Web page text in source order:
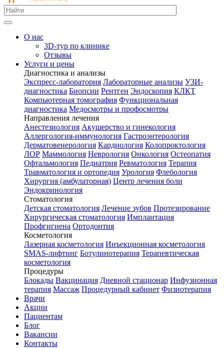
О нас
3D-тур по клинике
Отзывы
Услуги и цены
Диагностика и анализы
Экспресс-лаборатория Лабораторные анализы УЗИ-
диагностика Биопсии Рентген Эндоскопия КЛКТ
Компьютерная томография Функциональная
диагностика Медосмотры и профосмотры
Направления лечения
Анестезиология Акушерство и гинекология
Аллергология-иммунология Гастроэнтерология
Дерматовенерология Кардиология Колопроктология
ЛОР Маммология Неврология Онкология Остеопатия
Офтальмология Педиатрия Ревматология Терапия
Травматология и ортопедия Урология Флебология
Хирургия (амбулаторная) Центр лечения боли
Эндокринология
Стоматология
Детская стоматология Лечение зубов Протезирование
Хирургическая стоматология Имплантация
Профгигиена Ортодонтия
Косметология
Лазерная косметология Инъекционная косметология
SMAS-лифтинг Ботулинотерапия Терапевтическая
косметология
Процедуры
Блокады Вакцинация Дневной стационар Инфузионная
терапия Массаж Процедурный кабинет Физиотерапия
Врачи
Акции
Пациентам
Блог
Вакансии
Контакты